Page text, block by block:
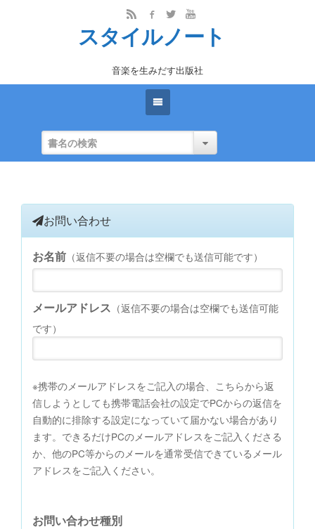
スタイルノート
音楽を生みだす出版社
お問い合わせ
お名前 （返信不要の場合は空欄でも送信可能です）
メールアドレス （返信不要の場合は空欄でも送信可能
です）
※携帯のメールアドレスをご記入の場合、こちらから返
信しようとしても携帯電話会社の設定でPCからの返信を
自動的に排除する設定になっていて届かない場合があり
ます。できるだけPCのメールアドレスをご記入くださる
か、他のPC等からのメールを通常受信できているメール
アドレスをご記入ください。
お問い合わせ種別